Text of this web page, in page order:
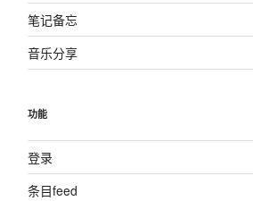
笔记备忘
音乐分享
功能
登录
条目feed